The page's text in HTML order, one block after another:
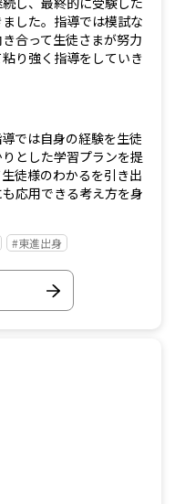
した。指導では模試な
合って生徒さまが努力
り強く指導をしていき
では自身の経験を生徒
とした学習プランを提
徒様のわかるを引き出
応用できる考え方を身
#東進出身